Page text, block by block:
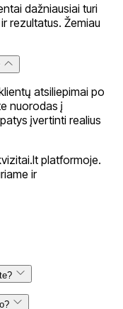
dažniausiai turi
rezultatus. Žemiau
atsiliepimai po
nuorodas į
įvertinti realius
platformoje.
ir
žinutės iki projekto
liktų patenkintas ne
todėl natūraliai
parduotuvių
bei
rezultatai priklauso